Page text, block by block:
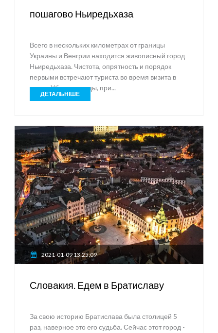
пошагово Ньиредьхаза
Всего в нескольких километрах от границы
Украины и Венгрии находится живописный город
Ньиредьхаза. Чистота, опрятность и порядок
первыми встречают туриста во время визита в
город. Убраны улицы, при...
ДЕТАЛЬНІШЕ
2021-01-09 13:25:09
Словакия. Едем в Братиславу
За свою историю Братислава была столицей 5
раз, наверное это его судьба. Сейчас этот город -